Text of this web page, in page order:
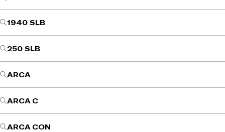
1940 SLB
250 SLB
ARCA
ARCA C
ARCA CON